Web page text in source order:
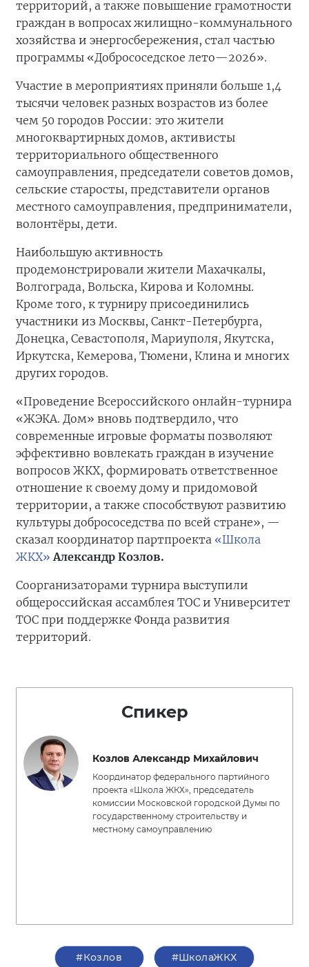
территорий, а также повышение грамотности
граждан в вопросах жилищно-коммунального
хозяйства и энергосбережения, стал частью
программы «Добрососедское лето—2026».
Участие в мероприятиях приняли больше 1,4
тысячи человек разных возрастов из более
чем 50 городов России: это жители
многоквартирных домов, активисты
территориального общественного
самоуправления, председатели советов домов,
сельские старосты, представители органов
местного самоуправления, предприниматели,
волонтёры, дети.
Наибольшую активность
продемонстрировали жители Махачкалы,
Волгограда, Вольска, Кирова и Коломны.
Кроме того, к турниру присоединились
участники из Москвы, Санкт-Петербурга,
Донецка, Севастополя, Мариуполя, Якутска,
Иркутска, Кемерова, Тюмени, Клина и многих
других городов.
«Проведение Всероссийского онлайн-турнира
«ЖЭКА. Дом» вновь подтвердило, что
современные игровые форматы позволяют
эффективно вовлекать граждан в изучение
вопросов ЖКХ, формировать ответственное
отношение к своему дому и придомовой
территории, а также способствуют развитию
культуры добрососедства по всей стране», —
сказал координатор партпроекта «Школа
ЖКХ» Александр Козлов.
Соорганизаторами турнира выступили
общероссийская ассамблея ТОС и Университет
ТОС при поддержке Фонда развития
территорий.
Спикер
Козлов Александр Михайлович
Координатор федерального партийного
проекта «Школа ЖКХ», председатель
комиссии Московской городской Думы по
государственному строительству и
местному самоуправлению
#Козлов #ШколаЖКХ